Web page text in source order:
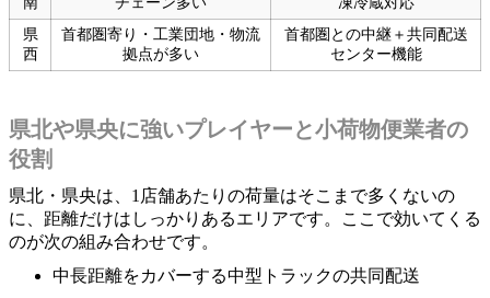
県
西
首都圏寄り・工業団地・物流
拠点が多い
首都圏との中継＋共同配送
センター機能
県北や県央に強いプレイヤーと小荷物便業者の
役割
県北・県央は、1店舗あたりの荷量はそこまで多くないの
に、距離だけはしっかりあるエリアです。ここで効いてくる
のが次の組み合わせです。
中長距離をカバーする中型トラックの共同配送